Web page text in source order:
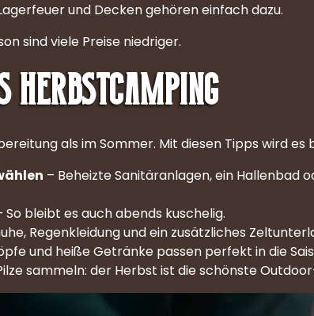
und Decken gehören einfach dazu.
sind viele Preise niedriger.
als im Sommer. Mit diesen Tipps wird es
– Beheizte Sanitäranlagen, ein Hallenbad
So bleibt es auch abends kuschelig.
Regenkleidung und ein zusätzliches
und heiße Getränke passen perfekt in die
sammeln: der Herbst ist die schönste